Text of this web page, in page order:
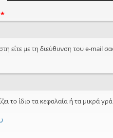
*
είτε με τη διεύθυνση του e-mail
το ίδιο τα κεφαλαία ή τα μικρά